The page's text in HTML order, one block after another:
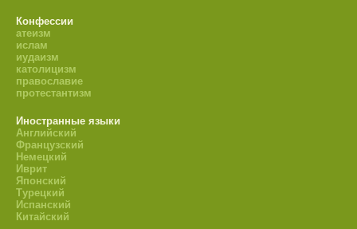
Конфессии
атеизм
ислам
иудаизм
католицизм
православие
протестантизм
Иностранные языки
Английский
Французский
Немецкий
Иврит
Японский
Турецкий
Испанский
Китайский